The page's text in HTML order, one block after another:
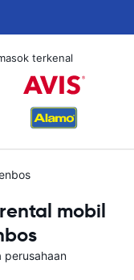
terkenal
mobil
perusahaan